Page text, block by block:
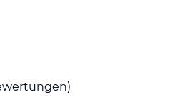
Getränke angeboten.